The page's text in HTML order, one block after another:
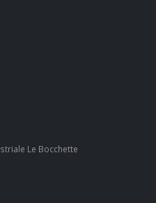
Le Bocchette